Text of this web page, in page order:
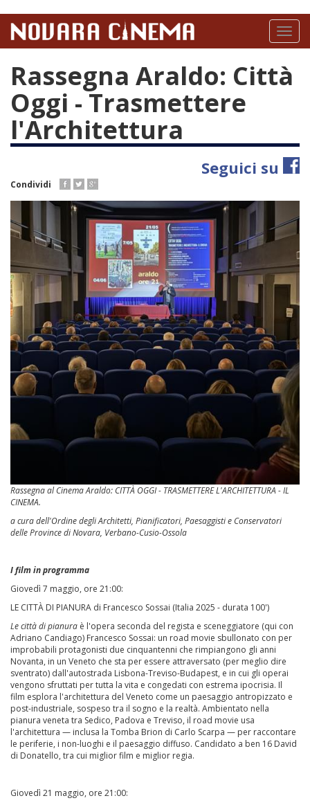
contenuto
Toggle
Rassegna Araldo: Città
Oggi - Trasmettere
l'Architettura
Seguici su
Condividi
Rassegna al Cinema Araldo: CITTÀ OGGI - TRASMETTERE L'ARCHITETTURA - IL
CINEMA.
a cura dell'Ordine degli Architetti, Pianificatori, Paesaggisti e Conservatori
delle Province di Novara, Verbano-Cusio-Ossola
I film in programma
Giovedì 7 maggio, ore 21:00:
LE CITTÀ DI PIANURA di Francesco Sossai (Italia 2025 - durata 100')
Le città di pianura è l'opera seconda del regista e sceneggiatore (qui con
Adriano Candiago) Francesco Sossai: un road movie sbullonato con per
improbabili protagonisti due cinquantenni che rimpiangono gli anni
Novanta, in un Veneto che sta per essere attraversato (per meglio dire
sventrato) dall'autostrada Lisbona-Treviso-Budapest, e in cui gli operai
vengono sfruttati per tutta la vita e congedati con estrema ipocrisia. Il
film esplora l'architettura del Veneto come un paesaggio antropizzato e
post-industriale, sospeso tra il sogno e la realtà. Ambientato nella
pianura veneta tra Sedico, Padova e Treviso, il road movie usa
l'architettura — inclusa la Tomba Brion di Carlo Scarpa — per raccontare
le periferie, i non-luoghi e il paesaggio diffuso. Candidato a ben 16 David
di Donatello, tra cui miglior film e miglior regia.
Giovedì 21 maggio, ore 21:00: